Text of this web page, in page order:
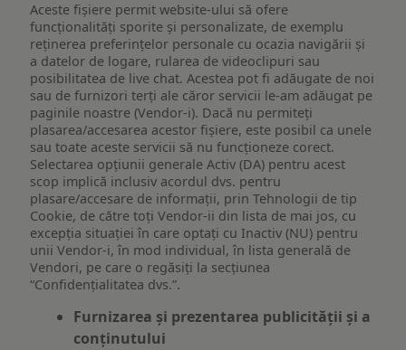
Aceste fișiere permit website-ului să ofere
funcționalități sporite și personalizate, de exemplu
reţinerea preferinţelor personale cu ocazia navigării și
a datelor de logare, rularea de videoclipuri sau
posibilitatea de live chat. Acestea pot fi adăugate de noi
sau de furnizori terți ale căror servicii le-am adăugat pe
paginile noastre (Vendor-i). Dacă nu permiteți
plasarea/accesarea acestor fișiere, este posibil ca unele
sau toate aceste servicii să nu funcționeze corect.
Selectarea opțiunii generale Activ (DA) pentru acest
scop implică inclusiv acordul dvs. pentru
plasare/accesare de informații, prin Tehnologii de tip
Cookie, de către toți Vendor-ii din lista de mai jos, cu
excepția situației în care optați cu Inactiv (NU) pentru
unii Vendor-i, în mod individual, în lista generală de
Vendori, pe care o regăsiți la secțiunea
“Confidențialitatea dvs.”.
Furnizarea și prezentarea publicității și a
conținutului